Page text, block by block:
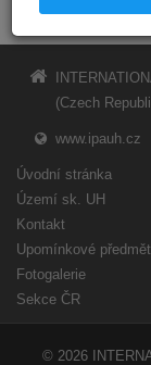
(Czech
www.ipauh.cz
Úvodní stránka
Území sk. UH
Kontakt
Upomínkové
Fotogalerie
Sekce ČR
© 2026